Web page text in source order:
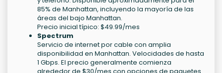
85% de Manhattan, incluyendo la mayoría de las
áreas del bajo Manhattan.
Precio inicial típico: $49.99/mes
Spectrum
Servicio de internet por cable con amplia
disponibilidad en Manhattan. Velocidades de hasta
1 Gbps. El precio generalmente comienza